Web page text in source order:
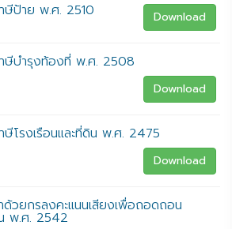
ป้าย พ.ศ. 2510 Download
บำรุงท้องที่ พ.ศ. 2508
Download
โรงเรือนและที่ดิน พ.ศ. 2475
Download
วยกรลงคะแนนเสียงเพื่อถอดถอน
พ.ศ. 2542